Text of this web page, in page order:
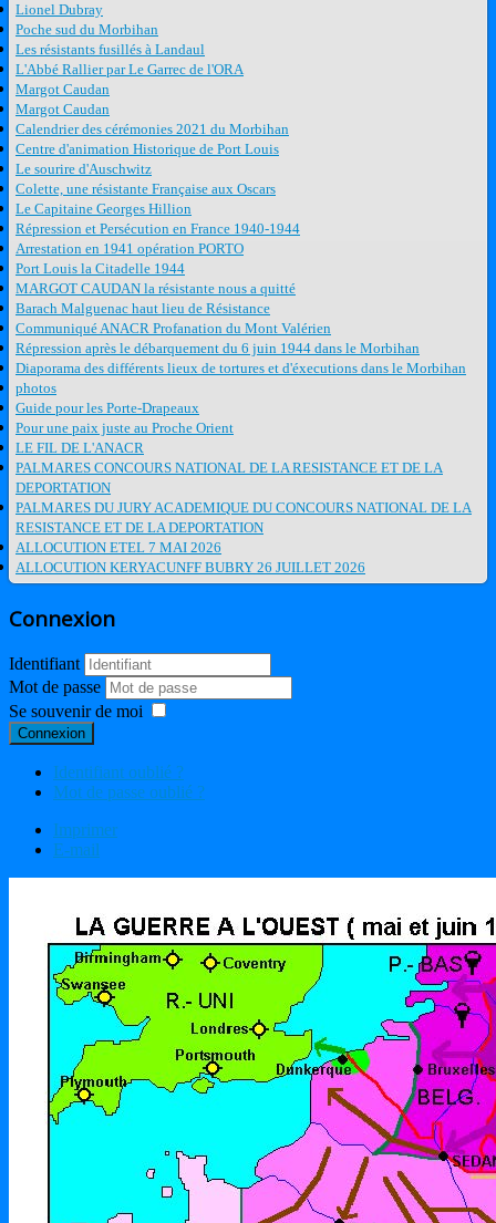
Lionel Dubray
Poche sud du Morbihan
Les résistants fusillés à Landaul
L'Abbé Rallier par Le Garrec de l'ORA
Margot Caudan
Margot Caudan
Calendrier des cérémonies 2021 du Morbihan
Centre d'animation Historique de Port Louis
Le sourire d'Auschwitz
Colette, une résistante Française aux Oscars
Le Capitaine Georges Hillion
Répression et Persécution en France 1940-1944
Arrestation en 1941 opération PORTO
Port Louis la Citadelle 1944
MARGOT CAUDAN la résistante nous a quitté
Barach Malguenac haut lieu de Résistance
Communiqué ANACR Profanation du Mont Valérien
Répression après le débarquement du 6 juin 1944 dans le Morbihan
Diaporama des différents lieux de tortures et d'éxecutions dans le Morbihan
photos
Guide pour les Porte-Drapeaux
Pour une paix juste au Proche Orient
LE FIL DE L'ANACR
PALMARES CONCOURS NATIONAL DE LA RESISTANCE ET DE LA
DEPORTATION
PALMARES DU JURY ACADEMIQUE DU CONCOURS NATIONAL DE LA
RESISTANCE ET DE LA DEPORTATION
ALLOCUTION ETEL 7 MAI 2026
ALLOCUTION KERYACUNFF BUBRY 26 JUILLET 2026
Connexion
Identifiant
Mot de passe
Se souvenir de moi
Connexion
Identifiant oublié ?
Mot de passe oublié ?
Imprimer
E-mail